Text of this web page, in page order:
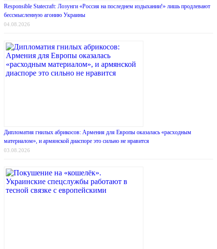
Responsible Statecraft: Лозунги «Россия на последнем издыхании!» лишь продлевают
бессмысленную агонию Украины
04.08.2026
Дипломатия гнилых абрикосов: Армения для Европы оказалась «расходным
материалом», и армянской диаспоре это сильно не нравится
03.08.2026